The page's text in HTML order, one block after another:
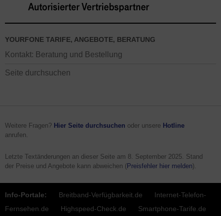
YOURFONE TARIFE, ANGEBOTE, BERATUNG
Kontakt: Beratung und Bestellung
Seite durchsuchen
Weitere Fragen? Hier Seite durchsuchen oder unsere Hotline
anrufen.
Letzte Textänderungen an dieser Seite am 8. September 2025. Stand
der Preise und Angebote kann abweichen (Preisfehler hier melden).
Info-Portale: Breitband-Verfügbarkeit.de
Internet-Telefon-
Fernsehen.de
Highspeed-Check.de Smartphone-Tarife.de